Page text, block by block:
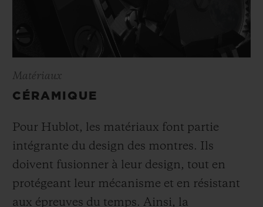
Matériaux
CÉRAMIQUE
Pour Hublot, les matériaux font partie
intégrante du design des montres. Ils
doivent fusionner à leur design, tout en
protégeant leur mécanisme et en résistant
aux épreuves du temps. Ainsi, la